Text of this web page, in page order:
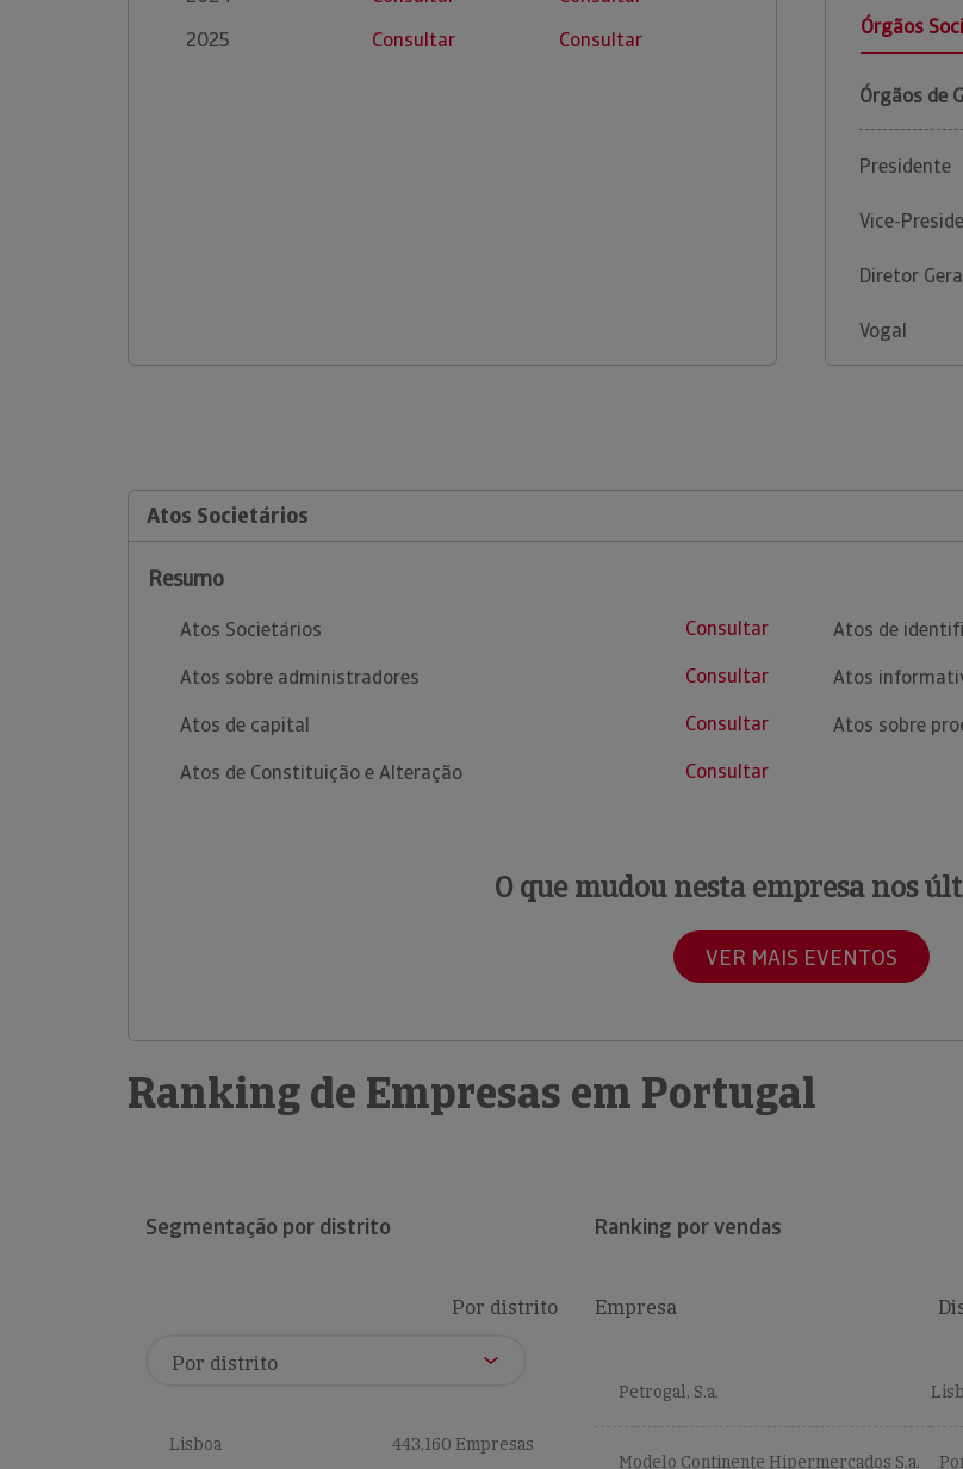
2025
Consultar Consultar
Órgãos
Órgãos de
Presidente
Vice-
Diretor
Vogal
Atos Societários
Resumo
Atos Societários
Consultar
Atos sobre administradores
Consultar
Atos de capital
Consultar
Atos de Constituição e Alteração
Consultar
Atos de
Atos
Atos sobre
O que mudou nesta empresa nos
VER MAIS EVENTOS
Ranking de Empresas em Portugal
Segmentação por distrito
Por distrito
Lisboa 443,160 Empresas
Ranking por vendas
Empresa
Petrogal, S.a.
Modelo Continente Hipermercados S.a.